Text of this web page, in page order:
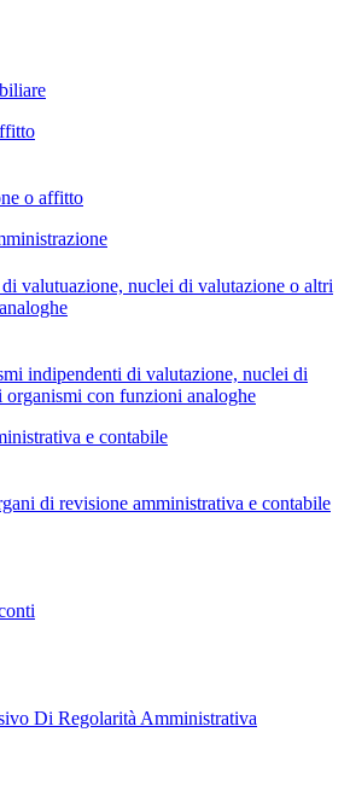
o affitto
valutuazione, nuclei di valutazione o altri
indipendenti di valutazione, nuclei di
organismi con funzioni analoghe
e contabile
di revisione amministrativa e contabile
Di Regolarità Amministrativa